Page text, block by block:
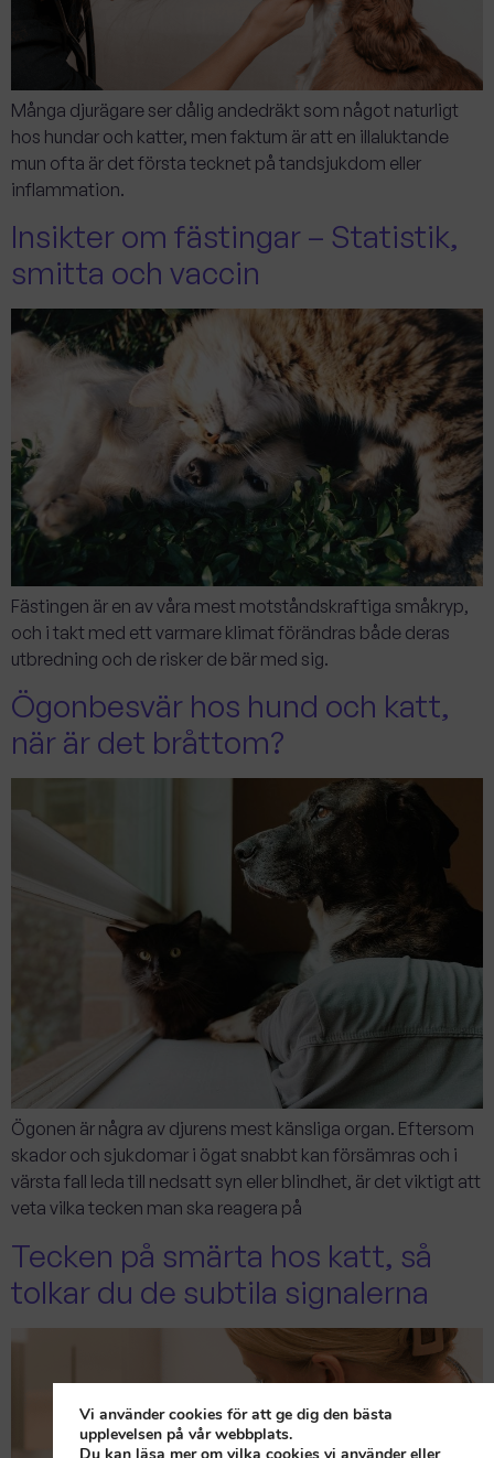
Många djurägare ser dålig andedräkt som något naturligt
hos hundar och katter, men faktum är att en illaluktande
mun ofta är det första tecknet på tandsjukdom eller
inflammation.
Insikter om fästingar – Statistik,
smitta och vaccin
Fästingen är en av våra mest motståndskraftiga småkryp,
och i takt med ett varmare klimat förändras både deras
utbredning och de risker de bär med sig.
Ögonbesvär hos hund och katt,
när är det bråttom?
Ögonen är några av djurens mest känsliga organ. Eftersom
skador och sjukdomar i ögat snabbt kan försämras och i
värsta fall leda till nedsatt syn eller blindhet, är det viktigt att
veta vilka tecken man ska reagera på
Tecken på smärta hos katt, så
tolkar du de subtila signalerna
Vi använder cookies för att ge dig den bästa
upplevelsen på vår webbplats.